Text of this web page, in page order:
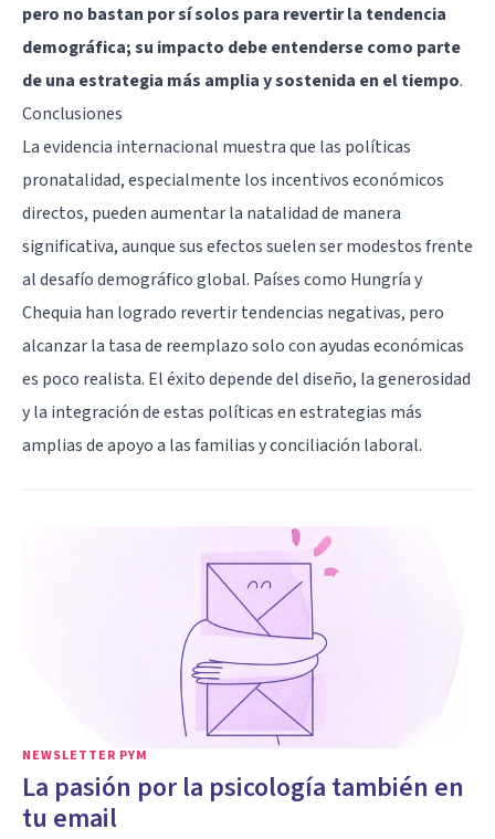
pero no bastan por sí solos para revertir la tendencia
demográfica; su impacto debe entenderse como parte
de una estrategia más amplia y sostenida en el tiempo.
Conclusiones
La evidencia internacional muestra que las políticas
pronatalidad, especialmente los incentivos económicos
directos, pueden aumentar la natalidad de manera
significativa, aunque sus efectos suelen ser modestos frente
al desafío demográfico global. Países como Hungría y
Chequia han logrado revertir tendencias negativas, pero
alcanzar la tasa de reemplazo solo con ayudas económicas
es poco realista. El éxito depende del diseño, la generosidad
y la integración de estas políticas en estrategias más
amplias de apoyo a las familias y conciliación laboral.
NEWSLETTER PYM
La pasión por la psicología también en
tu email